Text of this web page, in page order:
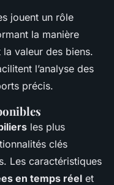
jouent un rôle
la manière
valeur des biens.
l’analyse des
précis.
les plus
clés
Les caractéristiques
en temps réel et